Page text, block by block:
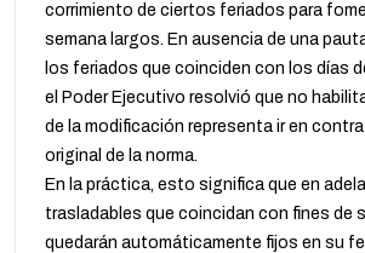
corrimiento de ciertos feriados para
semana largos. En ausencia de una
los feriados que coinciden con los días
el Poder Ejecutivo resolvió que no
de la modificación representa ir en
original de la norma.
En la práctica, esto significa que en
trasladables que coincidan con fines de
quedarán automáticamente fijos en su